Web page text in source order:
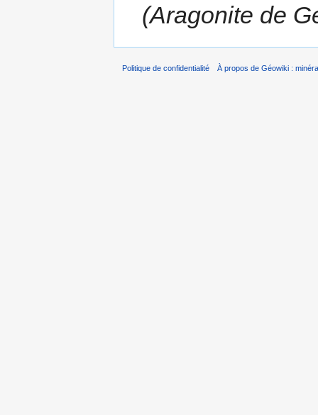
(Aragonite de
Politique de confidentialité À propos de Géowiki :